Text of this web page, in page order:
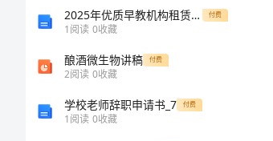
2025年优质早教机构租赁合同提案 付费
1阅读 0收藏
酿酒微生物讲稿 付费
2阅读 0收藏
学校老师辞职申请书_7 付费
1阅读 0收藏